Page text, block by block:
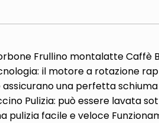
Frullino montalatte Caffè
il motore a rotazione
una perfetta
Pulizia: può essere lavata
pulizia facile e veloce